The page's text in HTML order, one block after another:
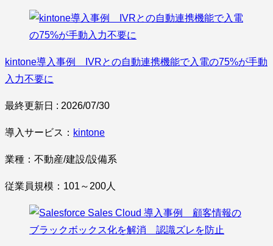
kintone導入事例 IVRとの自動連携機能で入電の75%が手動
入力不要に
最終更新日 : 2026/07/30
導入サービス： kintone
業種：不動産/建設/設備系
従業員規模：101～200人